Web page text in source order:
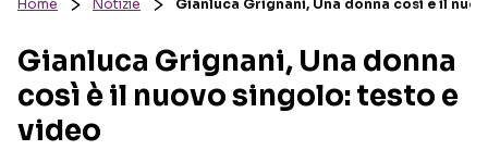
RECENSIONI MUSICALI
INTERVISTE
GOSSIP E CURIOSITÀ
TESTI CANZONI
TOUR ED EVENTI
Home Notizie Gianluca Grignani, Una donna così è il
Gianluca Grignani, Una donna
così è il nuovo singolo: testo e
video